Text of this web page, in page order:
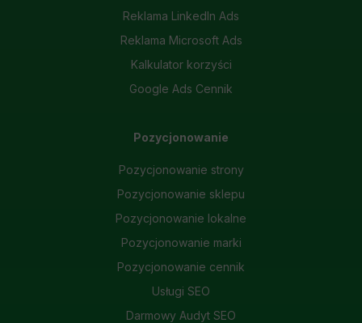
Reklama LinkedIn Ads
Reklama Microsoft Ads
Kalkulator korzyści
Google Ads Cennik
Pozycjonowanie
Pozycjonowanie strony
Pozycjonowanie sklepu
Pozycjonowanie lokalne
Pozycjonowanie marki
Pozycjonowanie cennik
Usługi SEO
Darmowy Audyt SEO